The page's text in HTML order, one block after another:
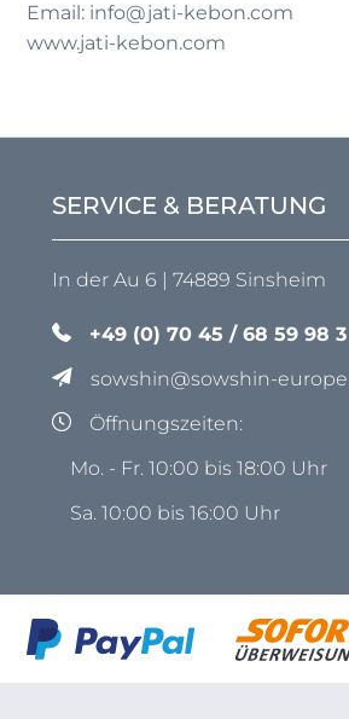
Email: info@jati-kebon.com
www.jati-kebon.com
SERVICE & BERATUNG
In der Au 6 | 74889 Sinsheim
+49 (0) 70 45 / 68 59 98 3
sowshin@sowshin-
Öffnungszeiten:
Mo. - Fr. 10:00 bis 18:00 Uhr
Sa. 10:00 bis 16:00 Uhr